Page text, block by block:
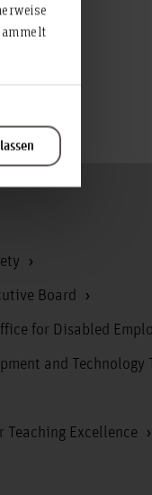
Board
for Disabled
and Technology
Teaching Excellence